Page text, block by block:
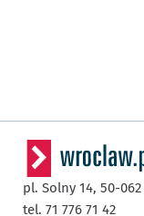
pl. Solny 14, 50-062
tel. 71 776 71 42